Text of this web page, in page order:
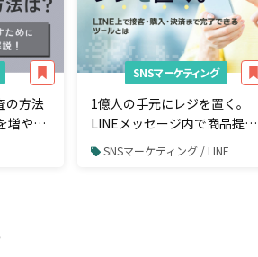
の方法
増やす
SNSマーケティング
1億人の手元にレジを置く。
LINEメッセージ内で商品提案
から購入・決済まで完了でき
SNSマーケティング / LINE